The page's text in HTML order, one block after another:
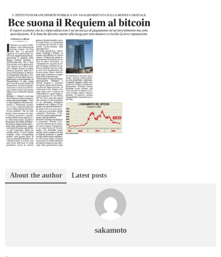
About the author Latest posts
sakamoto